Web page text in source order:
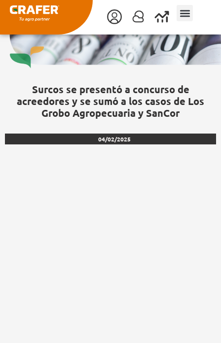
contenido
Surcos se presentó a concurso de
acreedores y se sumó a los casos de Los
Grobo Agropecuaria y SanCor
04/02/2025